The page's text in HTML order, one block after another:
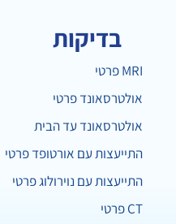
בדיקות
MRI פרטי
אולטרסאונד פרטי
אולטרסאונד עד הבית
התייעצות עם אורטופד פרטי
התייעצות עם נוירולוג פרטי
CT פרטי